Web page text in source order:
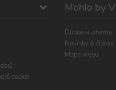
cookie
Mohlo by
Doprava zdarma
Novinky & články
Mapa webu